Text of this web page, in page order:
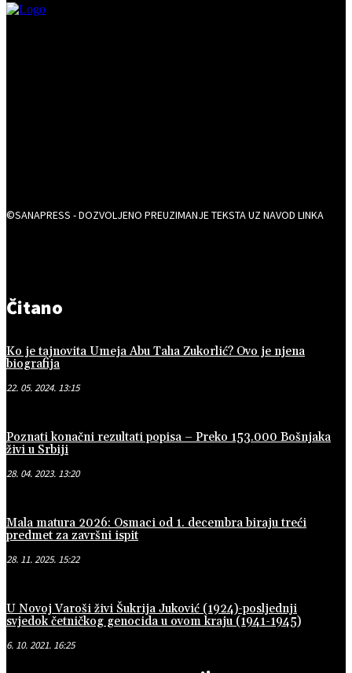
©SANAPRESS - DOZVOLJENO PREUZIMANJE TEKSTA UZ NAVOD LINKA
Čitano
Ko je tajnovita Umeja Abu Taha Zukorlić? Ovo je njena
biografija
22. 05. 2024. 13:15
Poznati konačni rezultati popisa – Preko 153.000 Bošnjaka
živi u Srbiji
28. 04. 2023. 13:20
Mala matura 2026: Osmaci od 1. decembra biraju treći
predmet za završni ispit
28. 11. 2025. 15:22
U Novoj Varoši živi Šukrija Juković (1924)-posljednji
svjedok četničkog genocida u ovom kraju (1941-1945)
6. 10. 2021. 16:25